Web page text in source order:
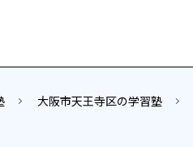
大阪市天王寺区の学習塾